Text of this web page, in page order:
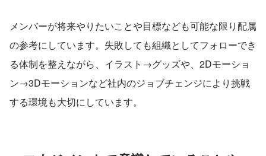
メンバーが将来やりたいことや目標なども可能な限り配属
の参考にしています。失敗しても組織としてフォローでき
る体制を整えながら、イラスト→グッズや、2Dモーショ
ン→3Dモーションなど社内のジョブチェンジにより挑戦
する環境も大切にしています。